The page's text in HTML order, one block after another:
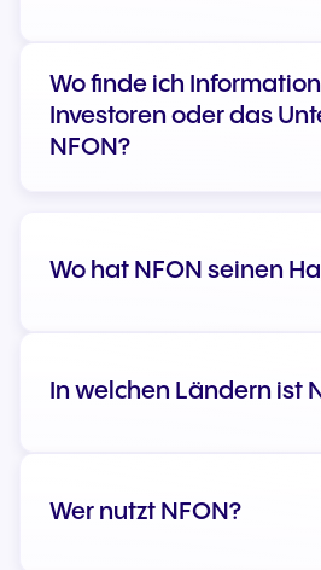
Wo finde ich
Investoren oder das
NFON?
Wo hat NFON seinen
In welchen Ländern ist
Wer nutzt NFON?